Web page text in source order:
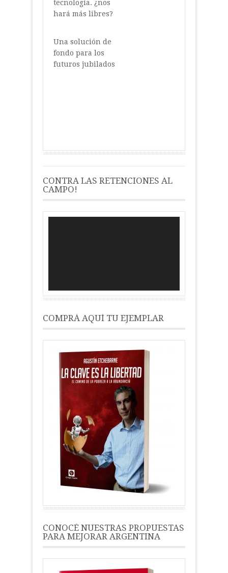
tecnología. ¿nos
hará más libres?
Una solución de
fondo para los
futuros jubilados
CONTRA LAS RETENCIONES AL
CAMPO!
COMPRÁ AQUÍ TU EJEMPLAR
CONOCÉ NUESTRAS PROPUESTAS
PARA MEJORAR ARGENTINA